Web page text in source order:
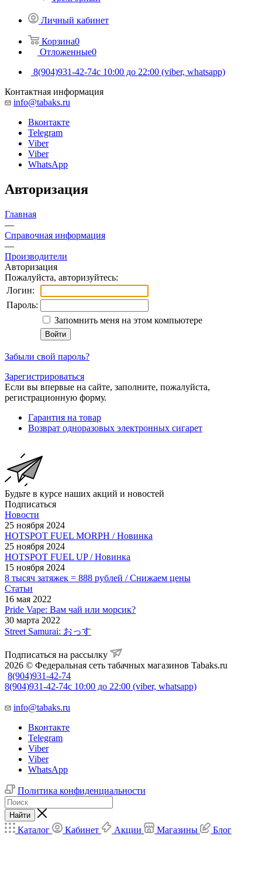
Личный кабинет
Корзина0
Отложенные0
8(904)931-42-74с 10:00 до 22:00 (viber, whatsapp)
Контактная информация
info@tabaks.ru
Вконтакте
Telegram
Viber
Viber
WhatsApp
Авторизация
Главная
—
Справочная информация
—
Производители
Авторизация
Пожалуйста, авторизуйтесь:
Логин:
Пароль:
Запомнить меня на этом компьютере
Забыли свой пароль?
Зарегистрироваться
Если вы впервые на сайте, заполните, пожалуйста,
регистрационную форму.
Гарантия на товар
Возврат одноразовых электронных сигарет
Будьте в курсе наших акций и новостей
Подписаться
Новости
25 ноября 2024
HOTSPOT FUEL MORPH / Новинка
25 ноября 2024
HOTSPOT FUEL UP / Новинка
15 ноября 2024
8 тысяч затяжек = 888 рублей / Снижаем цены
Статьи
16 мая 2022
Pride Vape: Вам чай или морсик?
30 марта 2022
Street Samurai: おっす
Подписаться на рассылку
2026 © Федеральная сеть табачных магазинов Tabaks.ru
8(904)931-42-74
8(904)931-42-74с 10:00 до 22:00 (viber, whatsapp)
info@tabaks.ru
Вконтакте
Telegram
Viber
Viber
WhatsApp
Политика конфиденциальности
Найти
Каталог Кабинет Акции Магазины Блог